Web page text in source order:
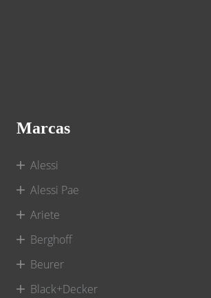
Marcas
Alessi
Alessi Pae
Ariete
Berghoff
Beurer
Black+Decker